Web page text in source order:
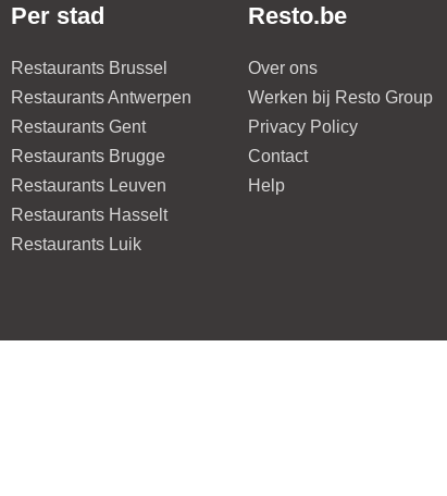
Per stad
Restaurants Brussel
Restaurants Antwerpen
Restaurants Gent
Restaurants Brugge
Restaurants Leuven
Restaurants Hasselt
Restaurants Luik
Resto.be
Over ons
Werken bij Resto Group
Privacy Policy
Contact
Help